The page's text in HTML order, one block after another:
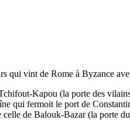
qui vint de Rome à Byzance
Kapou (la porte des
qui fermoit le port de
de Balouk-Bazar (la porte